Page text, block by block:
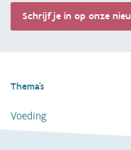
Schrijf je in op onze
Thema's
Voeding